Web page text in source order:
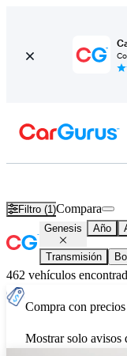
Filtro (1)Compara
Genesis Año
Transmisión
462 vehículos
Compra con precios
Mostrar solo avisos